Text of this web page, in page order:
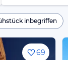
inbegriffen
69